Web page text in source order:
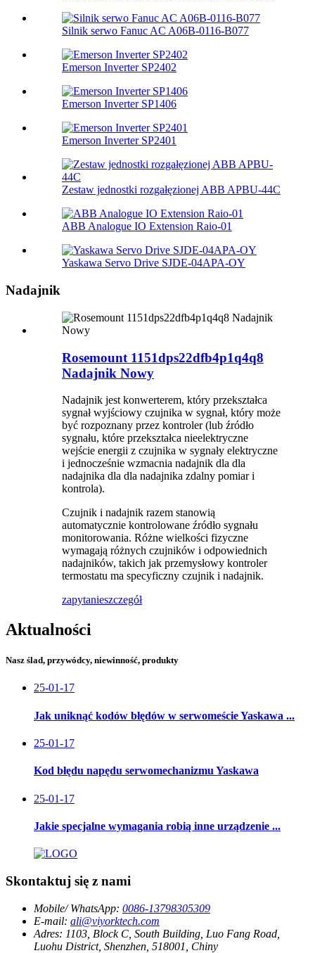
Silnik serwo Fanuc AC A06B-0116-B077
Emerson Inverter SP2402
Emerson Inverter SP1406
Emerson Inverter SP2401
Zestaw jednostki rozgałęzionej ABB APBU-44C
ABB Analogue IO Extension Raio-01
Yaskawa Servo Drive SJDE-04APA-OY
Nadajnik
Rosemount 1151dps22dfb4p1q4q8
Nadajnik Nowy
Nadajnik jest konwerterem, który przekształca
sygnał wyjściowy czujnika w sygnał, który może
być rozpoznany przez kontroler (lub źródło
sygnału, które przekształca nieelektryczne
wejście energii z czujnika w sygnały elektryczne
i jednocześnie wzmacnia nadajnik dla dla
nadajnika dla dla nadajnika zdalny pomiar i
kontrola).
Czujnik i nadajnik razem stanowią
automatycznie kontrolowane źródło sygnału
monitorowania. Różne wielkości fizyczne
wymagają różnych czujników i odpowiednich
nadajników, takich jak przemysłowy kontroler
termostatu ma specyficzny czujnik i nadajnik.
zapytanieszczegół
Aktualności
Nasz ślad, przywódcy, niewinność, produkty
25-01-17
Jak uniknąć kodów błędów w serwomeście Yaskawa ...
25-01-17
Kod błędu napędu serwomechanizmu Yaskawa
25-01-17
Jakie specjalne wymagania robią inne urządzenie ...
Skontaktuj się z nami
Mobile/ WhatsApp: 0086-13798305309
E-mail: ali@viyorktech.com
Adres: 1103, Block C, South Building, Luo Fang Road,
Luohu District, Shenzhen, 518001, Chiny